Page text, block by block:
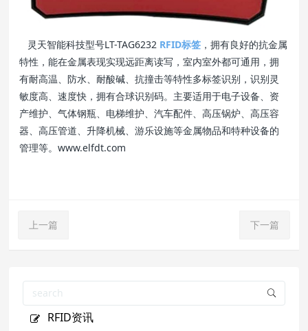
灵天智能科技型号LT-TAG6232 RFID标签 ，拥有良好的抗金属
特性，能在金属表现实现远距离读写，室内室外都可通用，拥
有耐高温、防水、耐酸碱、抗撞击等特性多标签识别，识别灵
敏度高、速度快，拥有合球识别码。主要适用于电子设备、资
产维护、气体钢瓶、电梯维护、汽车配件、高压锅炉、高压容
器、高压管道、升降机械、游乐设施等金属物品和特种设备的
管理等。www.elfdt.com
上一篇 下一篇
RFID资讯